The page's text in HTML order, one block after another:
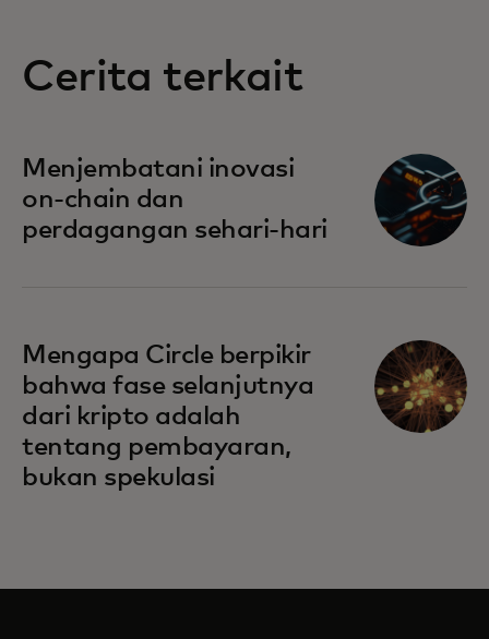
Cerita terkait
Menjembatani inovasi
on-chain dan
perdagangan sehari-hari
Mengapa Circle berpikir
bahwa fase selanjutnya
dari kripto adalah
tentang pembayaran,
bukan spekulasi